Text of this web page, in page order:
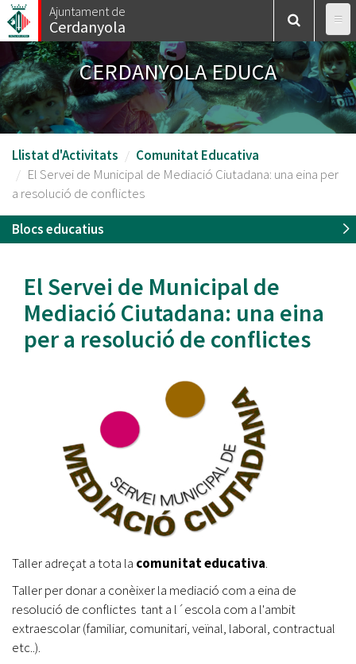
Vés
al
contingut
Ajuntament de
Cerdanyola
CERDANYOLA EDUCA
Llistat d'Activitats
Comunitat Educativa
El Servei de Municipal de Mediació Ciutadana: una eina per
a resolució de conflictes
Blocs educatius
El Servei de Municipal de
Mediació Ciutadana: una eina
per a resolució de conflictes
Taller adreçat a tota la comunitat educativa.
Taller per donar a conèixer la mediació com a eina de
resolució de conflictes tant a l´escola com a l'ambit
extraescolar (familiar, comunitari, veïnal, laboral, contractual
etc..).